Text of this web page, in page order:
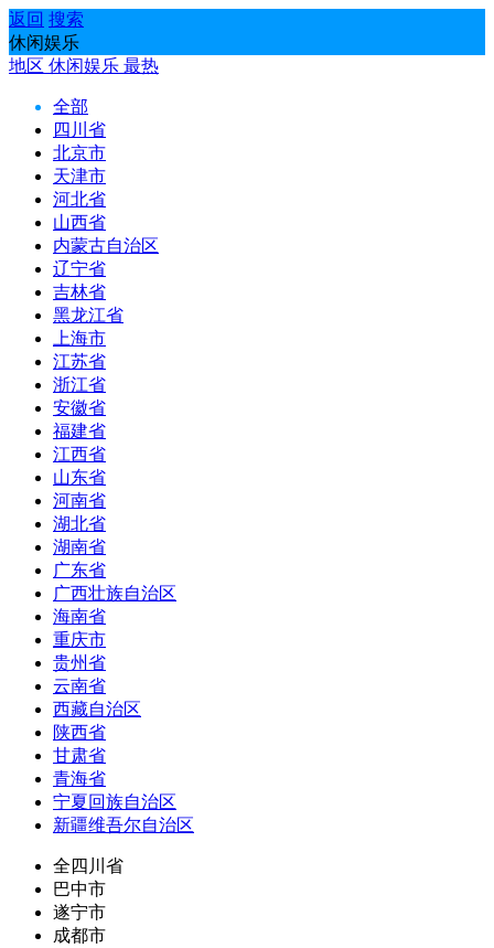
返回 搜索
休闲娱乐
地区 休闲娱乐 最热
全部
四川省
北京市
天津市
河北省
山西省
内蒙古自治区
辽宁省
吉林省
黑龙江省
上海市
江苏省
浙江省
安徽省
福建省
江西省
山东省
河南省
湖北省
湖南省
广东省
广西壮族自治区
海南省
重庆市
贵州省
云南省
西藏自治区
陕西省
甘肃省
青海省
宁夏回族自治区
新疆维吾尔自治区
全四川省
巴中市
遂宁市
成都市